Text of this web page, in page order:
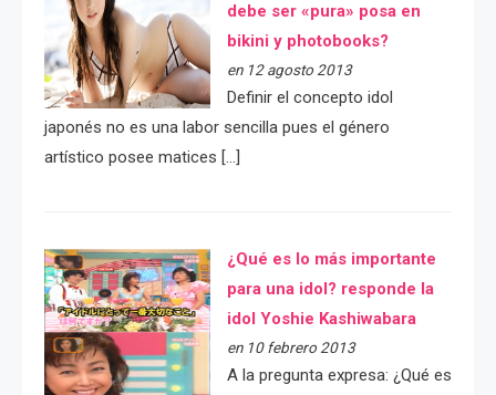
debe ser «pura» posa en
bikini y photobooks?
en 12 agosto 2013
Definir el concepto idol
japonés no es una labor sencilla pues el género
artístico posee matices […]
¿Qué es lo más importante
para una idol? responde la
idol Yoshie Kashiwabara
en 10 febrero 2013
A la pregunta expresa: ¿Qué es